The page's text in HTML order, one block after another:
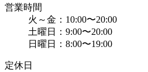
営業時間
火～金：10:00〜20:00
土曜日：9:00〜20:00
日曜日：8:00〜19:00
定休日